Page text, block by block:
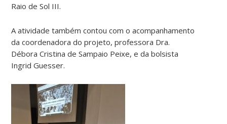
Raio de Sol III.
A atividade também contou com o acompanhamento
da coordenadora do projeto, professora Dra.
Débora Cristina de Sampaio Peixe, e da bolsista
Ingrid Guesser.